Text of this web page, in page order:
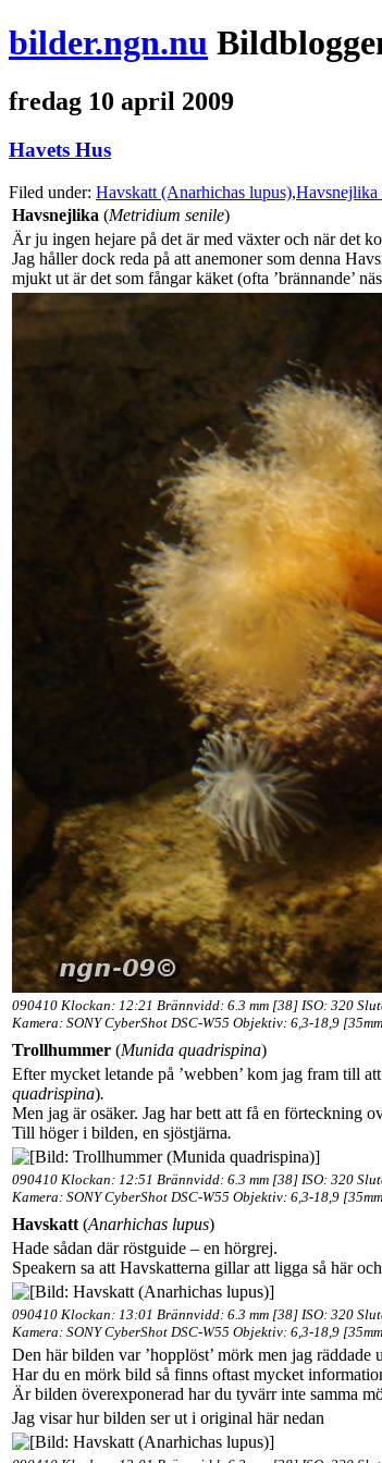
bilder.ngn.nu
fredag 10 april 2009
Havets Hus
Filed under: Havskatt (Anarhichas lupus),
Havsnejlika (Metridium senile)
Är ju ingen hejare på det är med växter och när det
Jag håller dock reda på att anemoner som denna
mjukt ut är det som fångar käket (ofta ’brännande’
090410 Klockan: 12:21 Brännvidd: 6.3 mm [38] ISO: 320
Kamera: SONY CyberShot DSC-W55 Objektiv: 6,3-18,9
Trollhummer (Munida quadrispina)
Efter mycket letande på ’webben’ kom jag fram till
quadrispina).
Men jag är osäker. Jag har bett att få en förteckning
Till höger i bilden, en sjöstjärna.
090410 Klockan: 12:51 Brännvidd: 6.3 mm [38] ISO: 320
Kamera: SONY CyberShot DSC-W55 Objektiv: 6,3-18,9
Havskatt (Anarhichas lupus)
Hade sådan där röstguide – en hörgrej.
Speakern sa att Havskatterna gillar att ligga så här
090410 Klockan: 13:01 Brännvidd: 6.3 mm [38] ISO: 320
Kamera: SONY CyberShot DSC-W55 Objektiv: 6,3-18,9
Den här bilden var ’hopplöst’ mörk men jag
Har du en mörk bild så finns oftast mycket
Är bilden överexponerad har du tyvärr inte samma
Jag visar hur bilden ser ut i original här nedan